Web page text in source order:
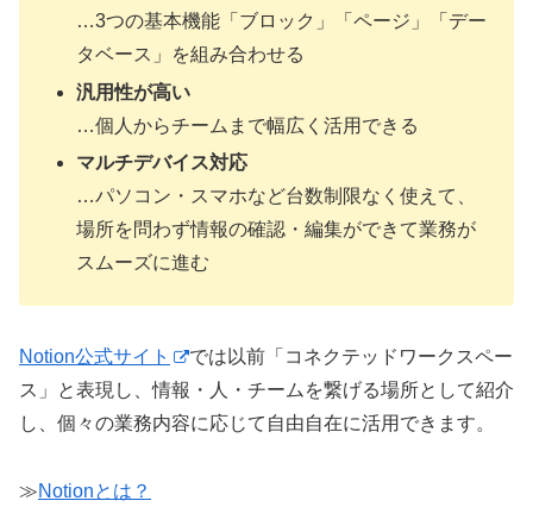
…3つの基本機能「ブロック」「ページ」「デー
タベース」を組み合わせる
汎用性が高い
…個人からチームまで幅広く活用できる
マルチデバイス対応
…パソコン・スマホなど台数制限なく使えて、
場所を問わず情報の確認・編集ができて業務が
スムーズに進む
Notion公式サイト
では以前「コネクテッドワークスペー
ス」と表現し、情報・人・チームを繋げる場所として紹介
し、個々の業務内容に応じて自由自在に活用できます。
≫Notionとは？